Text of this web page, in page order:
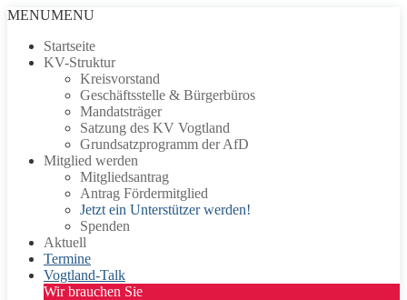
Zum
springen
Menü
Schließen
MENUMENU
Startseite
KV-Struktur
Kreisvorstand
Geschäftsstelle & Bürgerbüros
Mandatsträger
Satzung des KV Vogtland
Grundsatzprogramm der AfD
Mitglied werden
Mitgliedsantrag
Antrag Fördermitglied
Jetzt ein Unterstützer werden!
Spenden
Aktuell
Termine
Vogtland-Talk
Wir brauchen Sie